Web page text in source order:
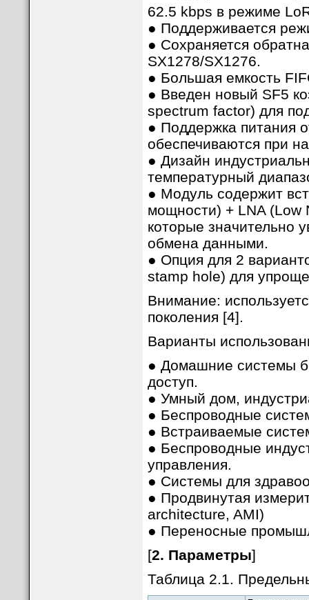
62.5 kbps в режиме
● Поддерживается
● Сохраняется
SX1278/SX1276.
● Большая емкость
● Введен новый SF5
spectrum factor) для
● Поддержка питания
обеспечиваются при
● Дизайн
температурный
● Модуль содержит
мощности) + LNA (Low
которые значительно
обмена данными.
● Опция для 2
stamp hole) для
Внимание:
поколения [4].
Варианты
● Домашние системы
доступ.
● Умный дом,
● Беспроводные
● Встраиваемые
● Беспроводные
управления.
● Системы для
● Продвинутая
architecture, AMI)
● Переносные
[2. Параметры]
Таблица 2.1.